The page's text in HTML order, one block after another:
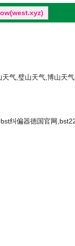
气,璧山天气,博山天
纠偏器德国官网